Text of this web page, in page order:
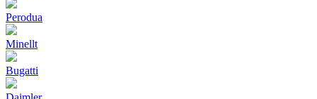
Perodua
Minellt
Bugatti